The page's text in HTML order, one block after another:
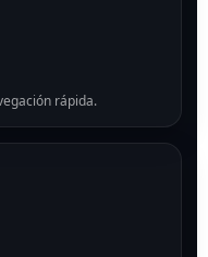
rápida.